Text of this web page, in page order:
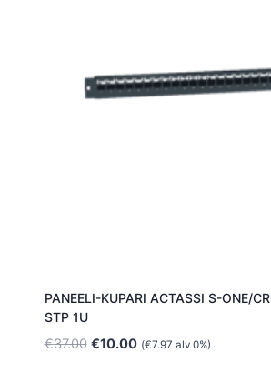
PANEELI-KUPARI ACTASSI S-ONE/
STP 1U
€37.00 Alkuperäinen
€10.00Nykyinen
(€7.97 alv 0%)